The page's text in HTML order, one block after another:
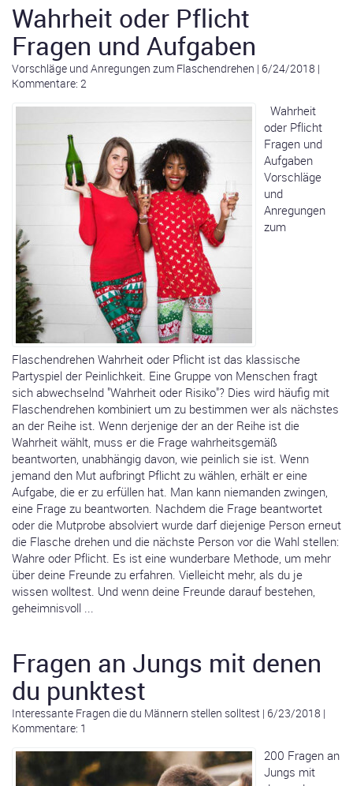
Wahrheit oder Pflicht
Fragen und Aufgaben
Vorschläge und Anregungen zum Flaschendrehen | 6/24/2018 |
Kommentare: 2
Wahrheit
oder Pflicht
Fragen und
Aufgaben
Vorschläge
und
Anregungen
zum
Flaschendrehen Wahrheit oder Pflicht ist das klassische
Partyspiel der Peinlichkeit. Eine Gruppe von Menschen fragt
sich abwechselnd "Wahrheit oder Risiko"? Dies wird häufig mit
Flaschendrehen kombiniert um zu bestimmen wer als nächstes
an der Reihe ist. Wenn derjenige der an der Reihe ist die
Wahrheit wählt, muss er die Frage wahrheitsgemäß
beantworten, unabhängig davon, wie peinlich sie ist. Wenn
jemand den Mut aufbringt Pflicht zu wählen, erhält er eine
Aufgabe, die er zu erfüllen hat. Man kann niemanden zwingen,
eine Frage zu beantworten. Nachdem die Frage beantwortet
oder die Mutprobe absolviert wurde darf diejenige Person erneut
die Flasche drehen und die nächste Person vor die Wahl stellen:
Wahre oder Pflicht. Es ist eine wunderbare Methode, um mehr
über deine Freunde zu erfahren. Vielleicht mehr, als du je
wissen wolltest. Und wenn deine Freunde darauf bestehen,
geheimnisvoll ...
Fragen an Jungs mit denen
du punktest
Interessante Fragen die du Männern stellen solltest | 6/23/2018 |
Kommentare: 1
200 Fragen an
Jungs mit